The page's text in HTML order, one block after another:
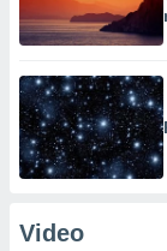
Video